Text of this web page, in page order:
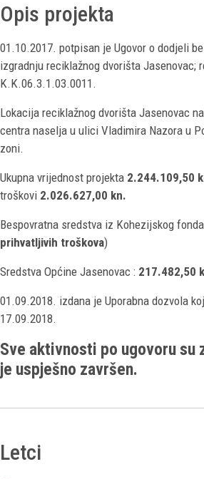
Opis projekta
01.10.2017. potpisan je Ugovor o dodjeli
izgradnju reciklažnog dvorišta Jasenovac;
K.K.06.3.1.03.0011.
Lokacija reciklažnog dvorišta Jasenovac
centra naselja u ulici Vladimira Nazora u
zoni.
Ukupna vrijednost projekta 2.244.109,50
troškovi 2.026.627,00 kn.
Bespovratna sredstva iz Kohezijskog fonda
prihvatljivih troškova)
Sredstva Općine Jasenovac : 217.482,50
01.09.2018. izdana je Uporabna dozvola
17.09.2018.
Sve aktivnosti po ugovoru su
je uspješno završen.
Letci